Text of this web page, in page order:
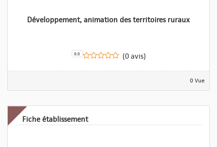
Développement, animation des territoires ruraux
0.0 (0 avis)
0 Vue
Fiche établissement